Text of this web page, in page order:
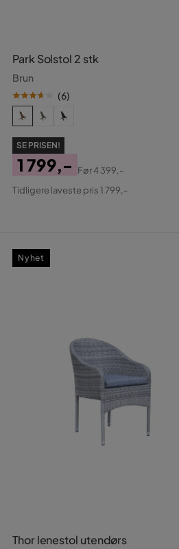
Park Solstol 2 stk
Brun
(6)
SE PRISEN!
Pris
1 799,-
Original
Før4 399,-
Tidligere laveste pris 1 799,-
Thor lenestol utendørs
Nyhet